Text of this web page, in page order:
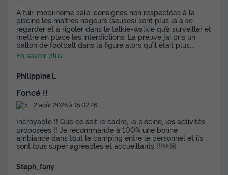
A fuir, mobilhome sale, consignes non respectées à la
piscine les maîtres nageurs (seuses) sont plus là à se
regarder et à rigoler dans le talkie-walkie qu’à surveiller et
mettre en place les interdictions. La preuve j’ai pris un
ballon de football dans la figure alors qu’il était plus
En savoir plus
Philippine L
Foncé !!
2 août 2026 à 15:02:26
Incroyable !! Que ce soit le cadre, la piscine, les activités
proposées !! Je recommande à 100% une bonne
ambiance dans tout le camping entre le personnel et ils
sont tous super agréables et accueillants !!!🫶🏼
Steph_fany